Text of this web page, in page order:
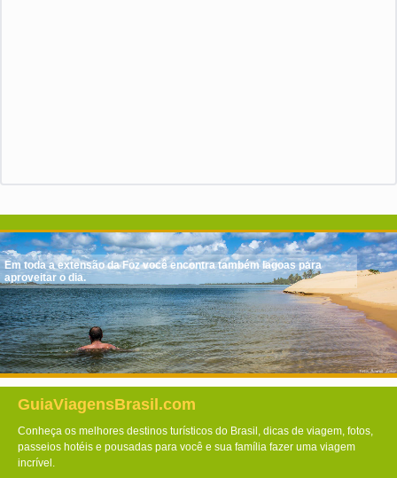
Em toda a extensão da Foz você encontra também lagoas para
aproveitar o dia.
GuiaViagensBrasil.com
Conheça os melhores destinos turísticos do Brasil, dicas de viagem, fotos,
passeios hotéis e pousadas para você e sua família fazer uma viagem
incrível.